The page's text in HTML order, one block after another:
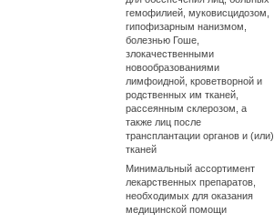
гемофилией, муковисцидозом,
гипофизарным нанизмом,
болезнью Гоше,
злокачественными
новообразованиями
лимфоидной, кроветворной и
родственных им тканей,
рассеянным склерозом, а
также лиц после
трансплантации органов и (или)
тканей
Минимальный ассортимент
лекарственных препаратов,
необходимых для оказания
медицинской помощи